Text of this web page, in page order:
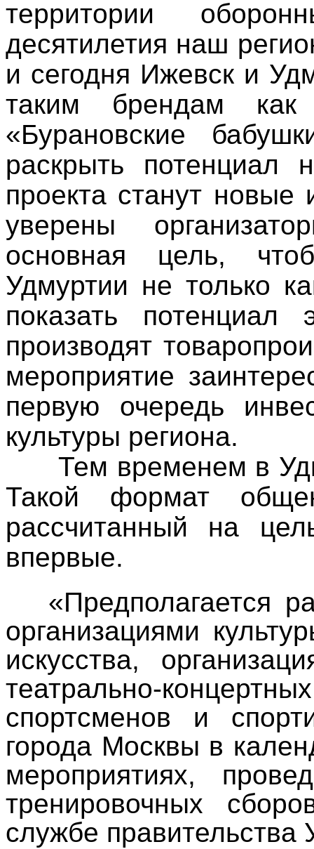
территории
десятилетия наш
и сегодня Ижевск и
таким брендам
«Бурановские
раскрыть потенциал
проекта станут новые
уверены
основная цель,
Удмуртии не только
показать
производят
мероприятие
первую очередь
культуры региона.
Тем временем в
Такой формат
рассчитанный на
впервые.
«Предполагается
организациями
искусства,
театрально-
спортсменов и
города Москвы в
мероприятиях,
тренировочных
службе правительства